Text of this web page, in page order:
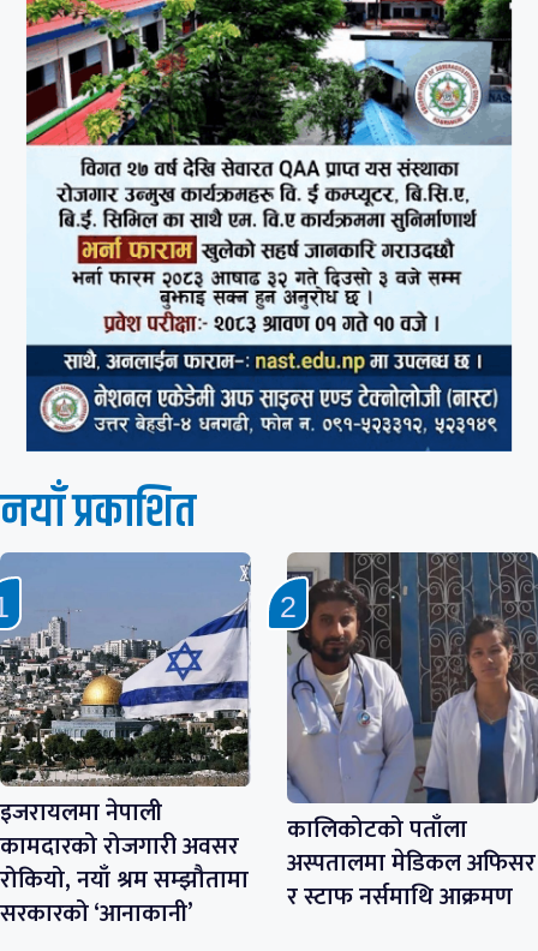
नयाँ प्रकाशित
इजरायलमा नेपाली
कामदारको रोजगारी अवसर
रोकियो, नयाँ श्रम सम्झौतामा
सरकारको ‘आनाकानी’
कालिकोटको पताँला
अस्पतालमा मेडिकल अफिसर
र स्टाफ नर्समाथि आक्रमण